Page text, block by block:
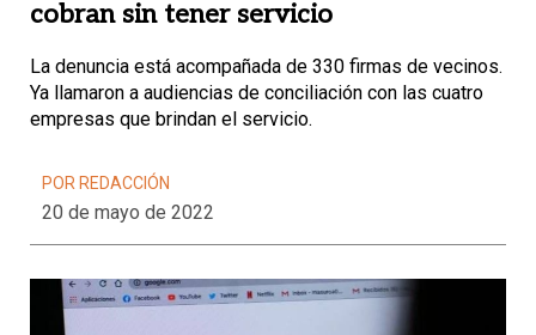
cobran sin tener servicio
La denuncia está acompañada de 330 firmas de vecinos.
Ya llamaron a audiencias de conciliación con las cuatro
empresas que brindan el servicio.
POR REDACCIÓN
20 de mayo de 2022